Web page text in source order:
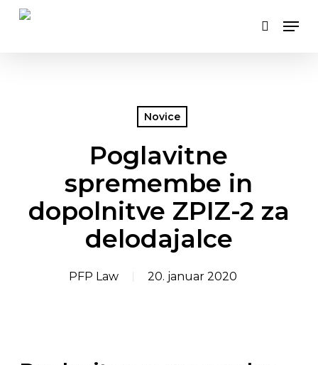
Skip
search
Novice
Poglavitne
spremembe in
dopolnitve ZPIZ-2 za
delodajalce
PFP Law 20. januar 2020